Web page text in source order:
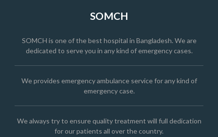
SOMCH
SOMCH is one of the best hospital in Bangladesh. We are
dedicated to serve you in any kind of emergency cases.
We provides emergency ambulance service for any kind of
emergency case.
We always try to ensure quality treatment will full dedication
for our patients all over the country.